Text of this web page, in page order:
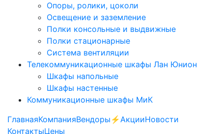
Опоры, ролики, цоколи
Освещение и заземление
Полки консольные и выдвижные
Полки стационарные
Система вентиляции
Телекоммуникационные шкафы Лан Юнион
Шкафы напольные
Шкафы настенные
Коммуникационные шкафы МиК
ГлавнаяКомпанияВендоры ⚡️АкцииНовости
КонтактыЦены